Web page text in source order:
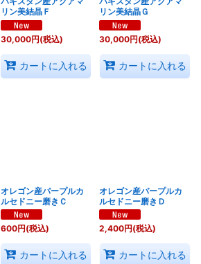
リン美結晶Ｆ
30,000円(税込)
カートに入れる
リン美結晶Ｇ
30,000円(税込)
カートに入れる
オレゴン産パープルカ
ルセドニー磨きＣ
600円(税込)
カートに入れる
オレゴン産パープルカ
ルセドニー磨きＤ
2,400円(税込)
カートに入れる